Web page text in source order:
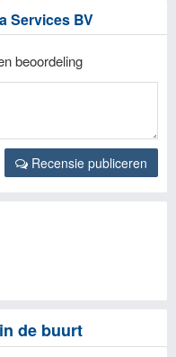
Services BV
beoordeling
Recensie publiceren
de buurt